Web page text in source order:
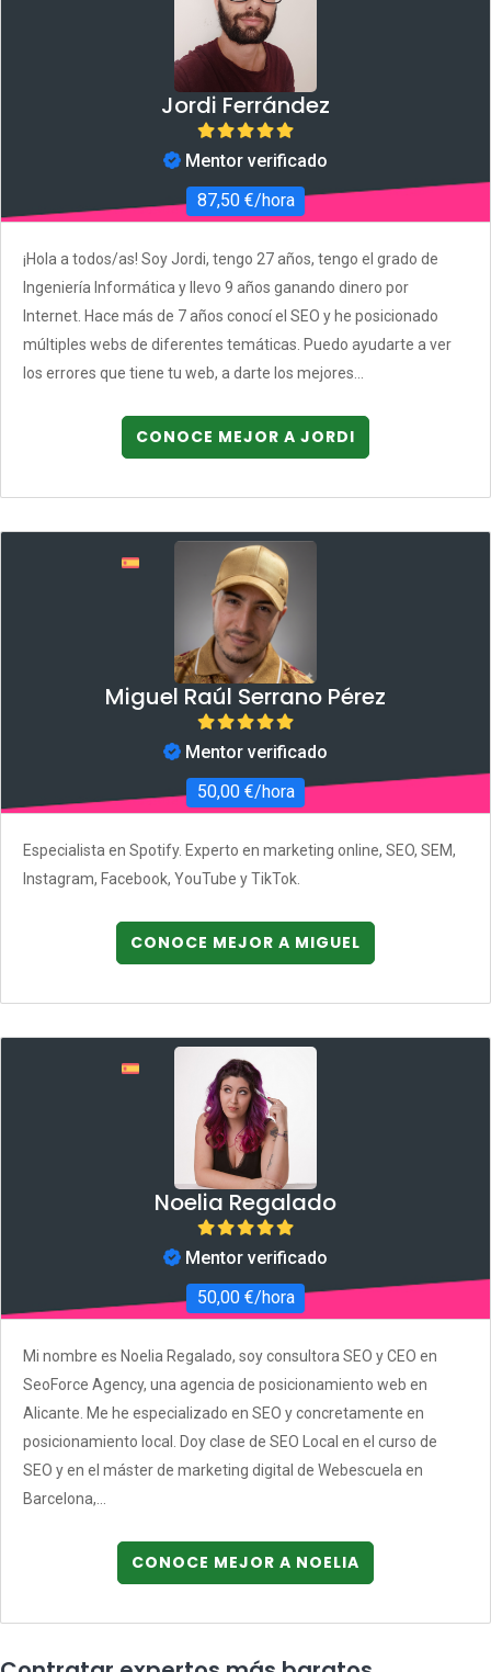
Jordi Ferrández
Mentor verificado
87,50 €/hora
¡Hola a todos/as! Soy Jordi, tengo 27 años, tengo el grado de
Ingeniería Informática y llevo 9 años ganando dinero por
Internet. Hace más de 7 años conocí el SEO y he posicionado
múltiples webs de diferentes temáticas. Puedo ayudarte a ver
los errores que tiene tu web, a darte los mejores...
CONOCE MEJOR A JORDI
Miguel Raúl Serrano Pérez
Mentor verificado
50,00 €/hora
Especialista en Spotify. Experto en marketing online, SEO, SEM,
Instagram, Facebook, YouTube y TikTok.
CONOCE MEJOR A MIGUEL
Noelia Regalado
Mentor verificado
50,00 €/hora
Mi nombre es Noelia Regalado, soy consultora SEO y CEO en
SeoForce Agency, una agencia de posicionamiento web en
Alicante. Me he especializado en SEO y concretamente en
posicionamiento local. Doy clase de SEO Local en el curso de
SEO y en el máster de marketing digital de Webescuela en
Barcelona,...
CONOCE MEJOR A NOELIA